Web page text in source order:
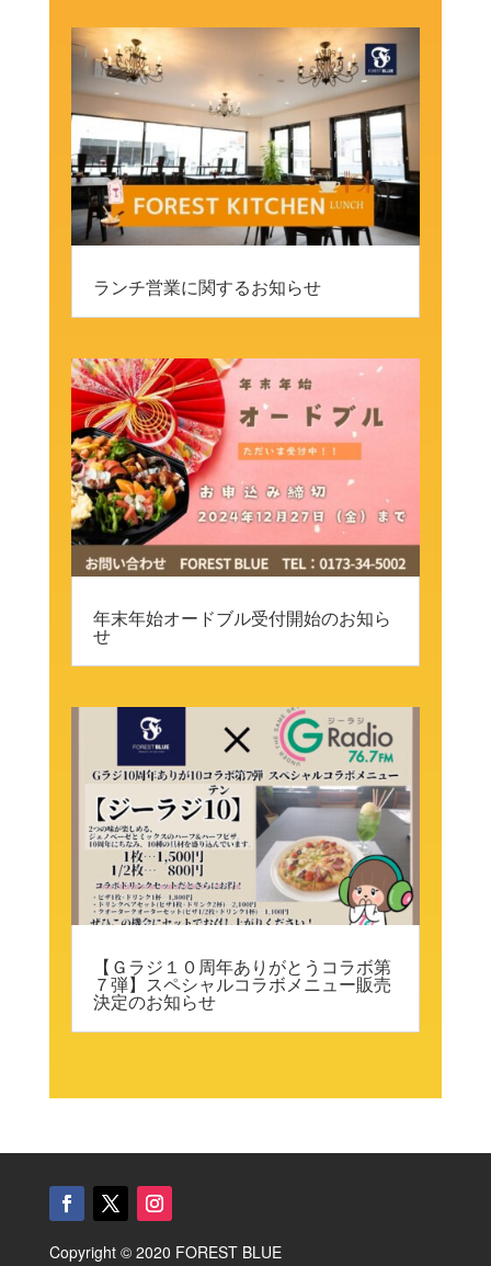
ランチ営業に関するお知らせ
年末年始オードブル受付開始のお知ら
せ
【Ｇラジ１０周年ありがとうコラボ第
７弾】スペシャルコラボメニュー販売
決定のお知らせ
Copyright © 2020 FOREST BLUE